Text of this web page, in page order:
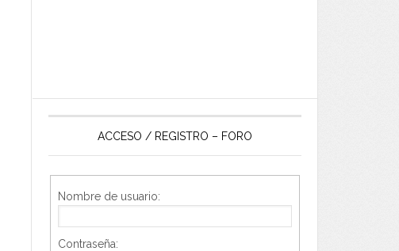
ACCESO / REGISTRO – FORO
Nombre de usuario:
Contraseña: